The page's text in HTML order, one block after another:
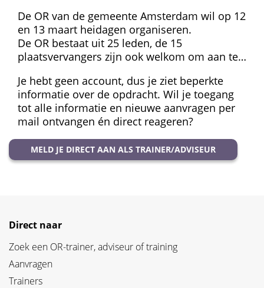
De OR van de gemeente Amsterdam wil op 12
en 13 maart heidagen organiseren.
De OR bestaat uit 25 leden, de 15
plaatsvervangers zijn ook welkom om aan te…
Je hebt geen account, dus je ziet beperkte
informatie over de opdracht. Wil je toegang
tot alle informatie en nieuwe aanvragen per
mail ontvangen én direct reageren?
MELD JE DIRECT AAN ALS TRAINER/ADVISEUR
Direct naar
Zoek een OR-trainer, adviseur of training
Aanvragen
Trainers